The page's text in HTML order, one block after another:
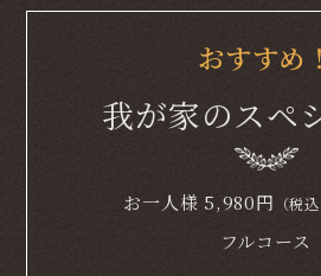
おすすめ！
我が家のスペ
お一人様 5,980円 （税
フルコース